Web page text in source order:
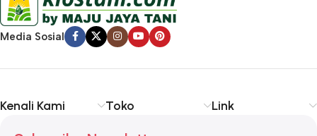
Media Sosial
Kenali Kami Toko Link